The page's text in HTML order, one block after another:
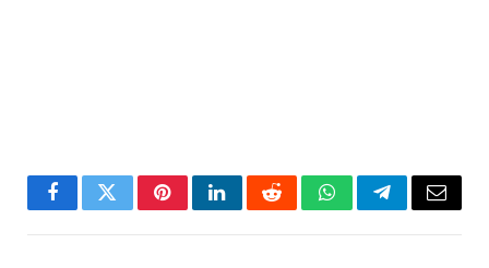
FacebookTwitterPinterestLinkedInRedditWhatsAppTelegramEmail